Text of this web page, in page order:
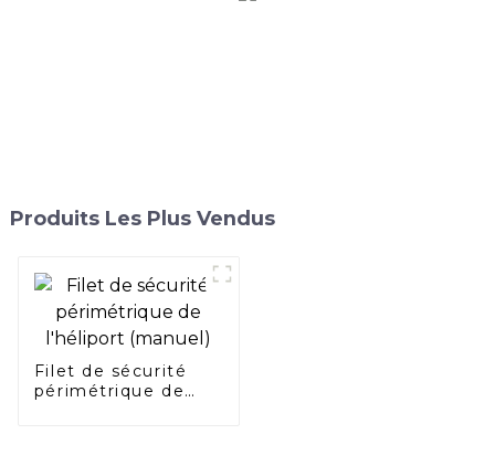
Produits Les Plus Vendus
Filet de sécurité
périmétrique de